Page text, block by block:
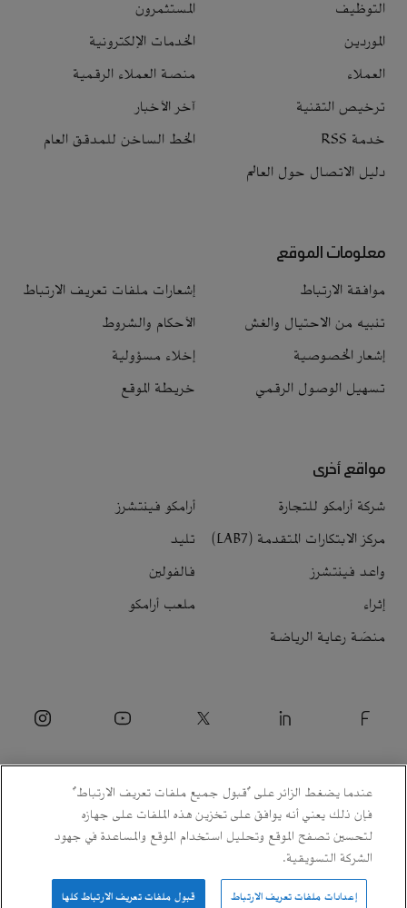
التوظيف
المستثمرون
الموردين
الخدمات الإلكترونية
العملاء
منصة العملاء الرقمية
ترخيص التقنية
آخر الأخبار
خدمة RSS
الخط الساخن للمدقق العام
دليل الاتصال حول العالم
معلومات الموقع
موافقة الارتباط
إشعارات ملفات تعريف الارتباط
تنبيه من الاحتيال والغش
الأحكام والشروط
إشعار الخصوصية
إخلاء مسؤولية
تسهيل الوصول الرقمي
خريطة الموقع
مواقع أخرى
شركة أرامكو للتجارة
أرامكو فينتشرز
مركز الابتكارات المتقدمة (LAB7)
تليد
واعد فينتشرز
فالفولين
إثراء
ملعب أرامكو
منصّة رعاية الرياضة
عندما يضغط الزائر على "قبول جميع ملفات تعريف الارتباط"
فإن ذلك يعني أنه يوافق على تخزين هذه الملفات على جهازه
لتحسين تصفح الموقع وتحليل استخدام الموقع والمساعدة في جهود
الشركة التسويقية.
إعدادات ملفات تعريف الارتباط قبول ملفات تعريف الارتباط كلها